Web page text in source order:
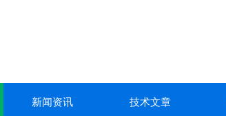
新闻资讯 技术文章